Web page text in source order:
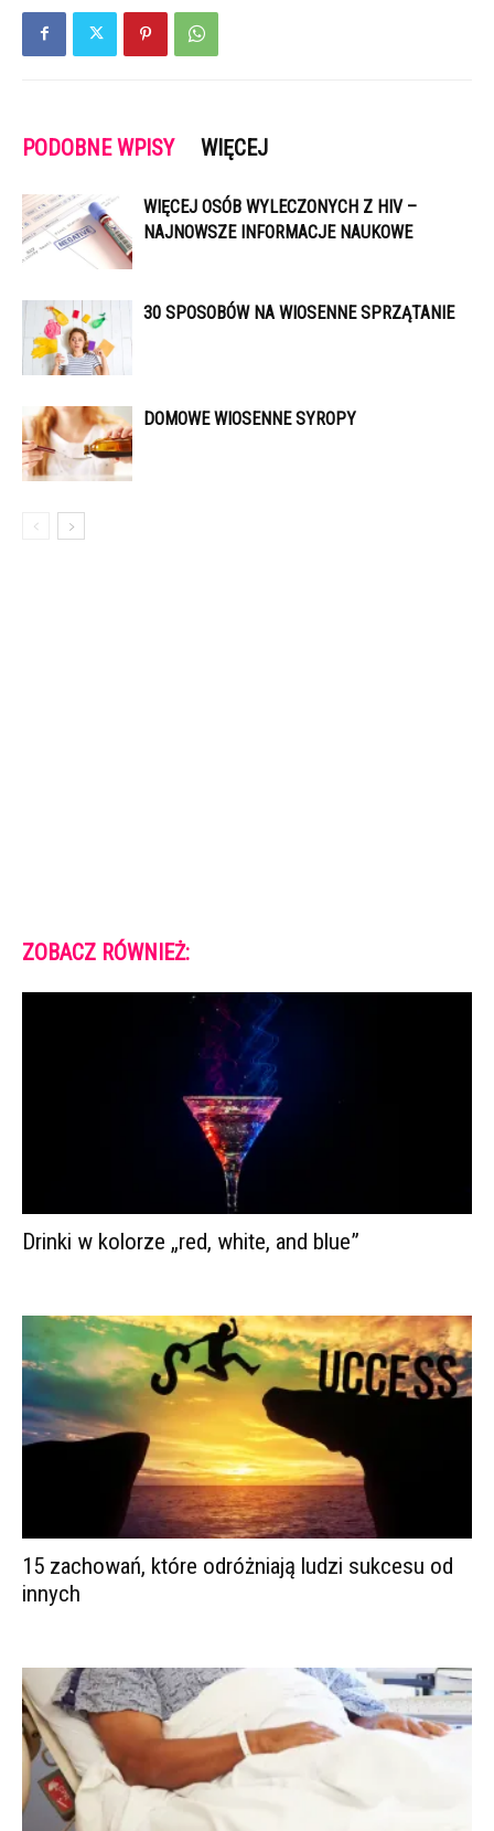
PODOBNE WPISY WIĘCEJ
WIĘCEJ OSÓB WYLECZONYCH Z HIV –
NAJNOWSZE INFORMACJE NAUKOWE
30 SPOSOBÓW NA WIOSENNE SPRZĄTANIE
DOMOWE WIOSENNE SYROPY
ZOBACZ RÓWNIEŻ:
Drinki w kolorze „red, white, and blue”
15 zachowań, które odróżniają ludzi sukcesu od
innych